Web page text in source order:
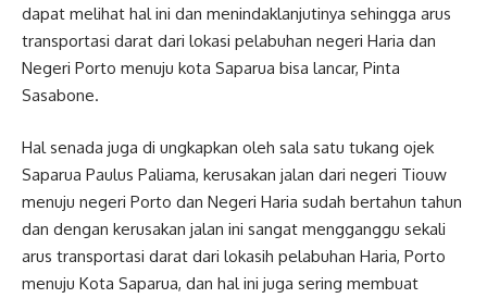
dapat melihat hal ini dan menindaklanjutinya sehingga arus
transportasi darat dari lokasi pelabuhan negeri Haria dan
Negeri Porto menuju kota Saparua bisa lancar, Pinta
Sasabone.
Hal senada juga di ungkapkan oleh sala satu tukang ojek
Saparua Paulus Paliama, kerusakan jalan dari negeri Tiouw
menuju negeri Porto dan Negeri Haria sudah bertahun tahun
dan dengan kerusakan jalan ini sangat mengganggu sekali
arus transportasi darat dari lokasih pelabuhan Haria, Porto
menuju Kota Saparua, dan hal ini juga sering membuat